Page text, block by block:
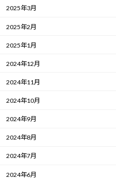
2025年3月
2025年2月
2025年1月
2024年12月
2024年11月
2024年10月
2024年9月
2024年8月
2024年7月
2024年6月